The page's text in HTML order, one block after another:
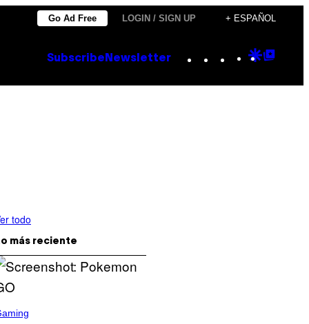
Go Ad Free LOGIN / SIGN UP + ESPAÑOL
Subscribe Newsletter Instagram
TikTok
YouTube
Google
todo
más reciente